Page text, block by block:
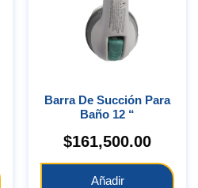
Barra De Succión Para
Baño 12 “
$161,500.00
Añadir